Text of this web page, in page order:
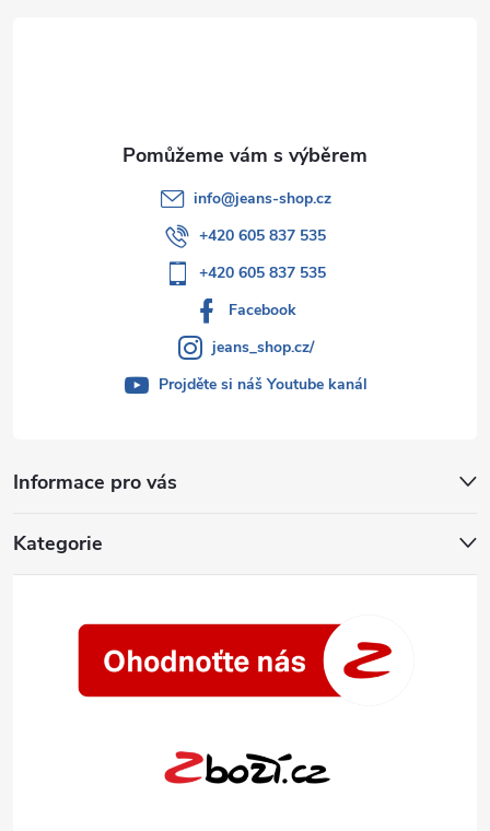
Informace pro vás
Kategorie
info@jeans-shop.cz
+420 605 837 535
+420 605 837 535
Facebook
jeans_shop.cz/
Projděte si náš Youtube kanál